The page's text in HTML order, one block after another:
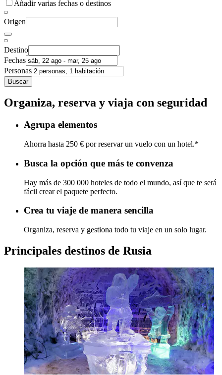
Añadir varias fechas o destinos
Origen
Destino
Fechas
Personas
Buscar
Organiza, reserva y viaja con seguridad
Agrupa elementos
Ahorra hasta 250 € por reservar un vuelo con un hotel.*
Busca la opción que más te convenza
Hay más de 300 000 hoteles de todo el mundo, así que te será
fácil crear el paquete perfecto.
Crea tu viaje de manera sencilla
Organiza, reserva y gestiona todo tu viaje en un solo lugar.
Principales destinos de Rusia